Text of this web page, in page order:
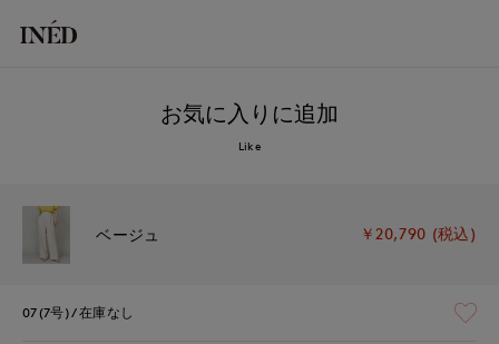
お気に入りに追加
Like
ベージュ ￥20,790 (税込)
07(7号) 在庫なし